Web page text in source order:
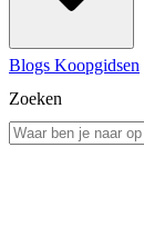
Blogs Koopgidsen
Zoeken